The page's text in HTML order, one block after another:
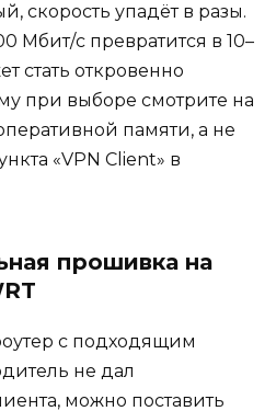
скорость упадёт в разы.
Мбит/с превратится в 10–
стать откровенно
при выборе смотрите на
памяти, а не
«VPN Client» в
прошивка на
с подходящим
не дал
можно поставить